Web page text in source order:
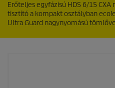
Erőteljes egyfázisú HDS 6/15
tisztító a kompakt osztályban
Ultra Guard nagynyomású